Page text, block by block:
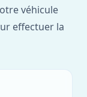
véhicule
effectuer la